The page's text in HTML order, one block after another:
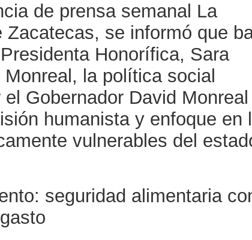
de prensa semanal La
Zacatecas, se informó que
Honorífica, Sara
la política social
Gobernador David
humanista y enfoque en
vulnerables del
seguridad alimentaria